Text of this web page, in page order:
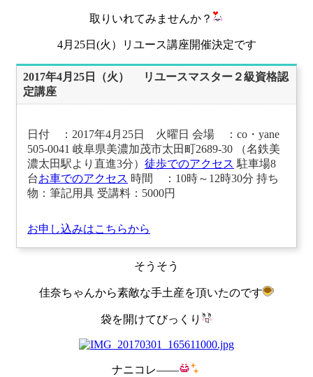
取りいれてみませんか？
4月25日(火）リユース講座開催決定です
2017年4月25日（火） リユースマスター２級資格認
定講座
日付 ：2017年4月25日 火曜日 会場 ：co・yane
505-0041 岐阜県美濃加茂市太田町2689-30 （名鉄美
濃太田駅より直進3分） 徒歩でのアクセス 駐車場8
台お車でのアクセス 時間 ：10時～12時30分 持ち
物：筆記用具 受講料：5000円
お申し込みはこちらから
そうそう
佳奈ちゃんから素敵な手土産を頂いたのです
袋を開けてびっくり
ナニコレ――